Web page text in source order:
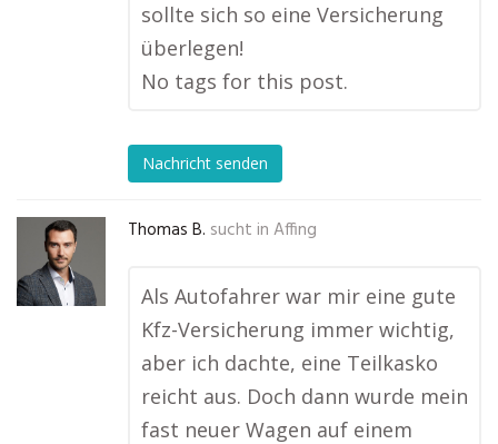
sollte sich so eine Versicherung
überlegen!
No tags for this post.
Nachricht senden
Thomas B. sucht in Affing
Als Autofahrer war mir eine gute
Kfz-Versicherung immer wichtig,
aber ich dachte, eine Teilkasko
reicht aus. Doch dann wurde mein
fast neuer Wagen auf einem